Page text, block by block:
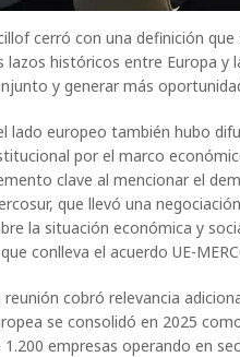
cerró con una definición
lazos históricos entre Europa y
y generar más
lado europeo también hubo
por el marco
clave al mencionar el
que llevó una
la situación económica y
conlleva el acuerdo UE-
reunión cobró relevancia
se consolidó en 2025
1.200 empresas operando en